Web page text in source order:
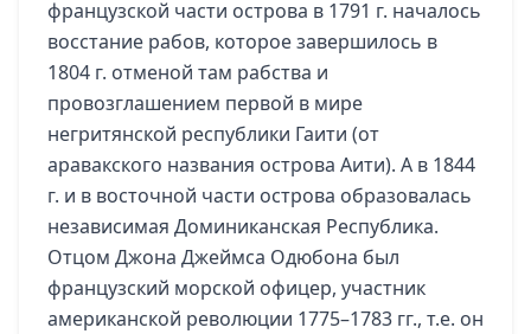
французской части острова в 1791 г. началось
восстание рабов, которое завершилось в
1804 г. отменой там рабства и
провозглашением первой в мире
негритянской республики Гаити (от
аравакского названия острова Аити). А в 1844
г. и в восточной части острова образовалась
независимая Доминиканская Республика.
Отцом Джона Джеймса Одюбона был
французский морской офицер, участник
американской революции 1775–1783 гг., т.е. он